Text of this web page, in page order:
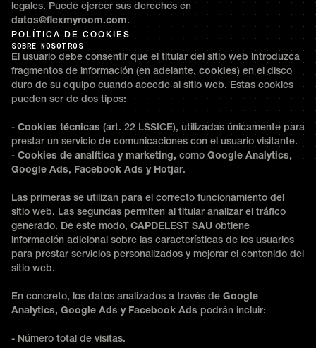
legales. Puede ejercer sus derechos en
datos@flexmyroom.com.
POLÍTICA DE COOKIES
SOBRE NOSOTROS
El usuario debe consentir que el titular del sitio web introduzca
fragmentos de información (en adelante, cookies) en el disco
duro de su equipo cuando accede al sitio web. Estas cookies
pueden ser de dos tipos:
- Cookies técnicas (art. 22 LSSICE), utilizadas únicamente para
prestar un servicio de comunicaciones con el usuario visitante.
- Cookies de analítica y marketing, como Google Analytics,
Google Ads, Facebook Ads y Hotjar.
Las primeras se utilizan para el correcto funcionamiento del
sitio web. Las segundas permiten al titular analizar el tráfico
generado. De este modo, CAPDELEST SAU obtiene
información adicional sobre las características de los usuarios
para prestar servicios personalizados y mejorar el contenido del
sitio web.
En concreto, los datos analizados a través de Google
Analytics, Google Ads y Facebook Ads podrán incluir:
- Número total de visitas.